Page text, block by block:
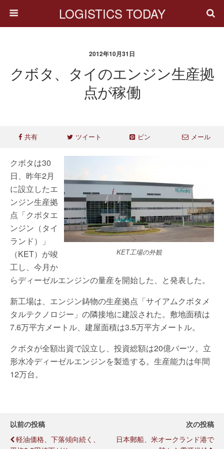
LOGISTICS TODAY
2012年10月31日
クボタ、タイのエンジン生産拠
点が稼働
共有 ツイート ピン メール
KET工場の外観
クボタは30
日、昨年2月
に設立したエ
ンジン生産拠
点「クボタエ
ンジン（タイ
ランド）」
（KET）が竣
工し、今月か
らディーゼルエンジンの量産を開始した、と発表した。
新工場は、エンジン鋳物の生産拠点「サイアムクボタメ
タルテクノロジー」の隣接地に建設された。敷地面積は
7.6万平方メートル、建屋面積は3.5万平方メートル。
クボタが全額出資で設立し、投資総額は20億バーツ。立
形水冷ディーゼルエンジンを製造する。生産能力は年間
12万台。
以前の投稿
軽油価格、下落傾向続く、
次の投稿
日本郵船、米オークランド港で